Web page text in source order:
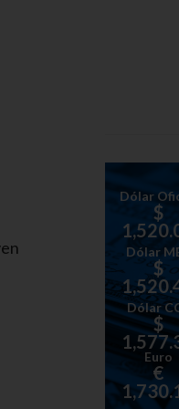
Dólar
$
Dólar
$
Dólar
$
Euro
€